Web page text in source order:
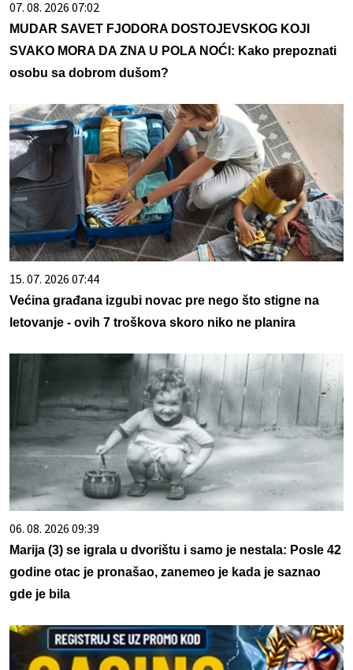
07. 08. 2026 07:02
MUDAR SAVET FJODORA DOSTOJEVSKOG KOJI
SVAKO MORA DA ZNA U POLA NOĆI: Kako prepoznati
osobu sa dobrom dušom?
15. 07. 2026 07:44
Većina građana izgubi novac pre nego što stigne na
letovanje - ovih 7 troškova skoro niko ne planira
06. 08. 2026 09:39
Marija (3) se igrala u dvorištu i samo je nestala: Posle 42
godine otac je pronašao, zanemeo je kada je saznao
gde je bila